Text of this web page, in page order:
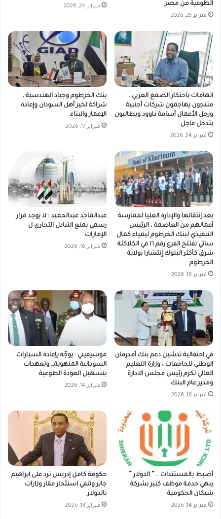
الطوعية من مصر
فبراير 25, 2026
فبراير 24, 2026
اتهامات باحتكار الصمغ العربي..
منتجون يهاجمون شركات أجنبية
ورجل الأعمال أسامة داوود ويطالبون
بتدخل عاجل
فبراير 24, 2026
بنك الخرطوم وجياد الهندسية ،
شراكة لخير أهل السودان وإعادة
الإعمار والبناء
فبراير 17, 2026
بعد إنتقالها والإدارة العليا لممارسة
أعمالهم من العاصمة ، الرئيس
التنفيذي لبنك الخرطوم ليمياء كمال
ساتي تفتتح الفرع رقم ١٦ في الكلاكلة
شرق كأكثر البنوك إنتشارا بولاية
الخرطوم
فبراير 16, 2026
عبدالماجد عبدالحميد : لا يوجد قرار
رسمي يمنع التبادل التجاري ل
الإمارات
فبراير 16, 2026
في احتفالية تدشين دعم بنك أمدرمان
الوطني للجامعات ، وزارة التعليم
العالي تكرم رئيس مجلس الادارة
ومدير عام البنك
فبراير 16, 2026
موسيفيني : يوجّه بإعادة السيارات
السودانية المنهوبة… وتعهدات
بتسهيل العودة الطوعية
فبراير 14, 2026
أضبط بالمستندات .. ” الدولار ”
ينهي خدمة موظف كبير بشركة
شيكان الحكومية
فبراير 14, 2026
حكومة كامل إدريس ترد على ابراهيم
جابر وتنفي استئجار مقار وزارات
بالدولار
فبراير 13, 2026